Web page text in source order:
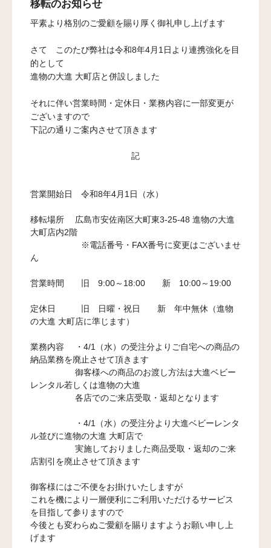
移転のお知らせ
平素より格別のご愛顧を賜り厚く御礼申し上げます
さて このたび弊社は令和8年4月1日より連携強化を目
的として
進物の大進 大町店と併設しました
それに伴い営業時間・定休日・業務内容に一部変更が
ございますので
下記の通りご案内させて頂きます
記
営業開始日 令和8年4月1日（水）
移転場所 広島市安佐南区大町東3-25-48 進物の大進
大町店内2階
※電話番号・FAX番号に変更はございませ
ん
営業時間 旧 9:00～18:00 新 10:00～19:00
定休日 旧 日曜・祝日 新 年中無休（進物
の大進 大町店に準じます）
業務内容 ・4/1（水）の受注分よりご自宅への商品の
納品業務を廃止させて頂きます
御客様への商品のお渡し方法は大進ベビー
レンタル若しくは進物の大進
各店でのご来店受取・返却となります
・4/1（水）の受注分より大進ベビーレンタ
ル並びに進物の大進 大町店で
実施しておりました商品受取・返却のご来
店割引を廃止させて頂きます
御客様にはご不便をお掛けいたしますが
これを機により一層便利にご利用いただけるサービス
を目指して参りますので
今後とも変わらぬご愛顧を賜りますようお願い申し上
げます